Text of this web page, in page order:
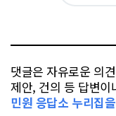
댓글은 자유로운 의
제안, 건의 등 답변
민원 응답소 누리집